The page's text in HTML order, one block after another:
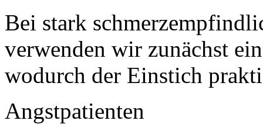
Bei stark
verwenden wir zunächst
wodurch der Einstich
Angstpatienten